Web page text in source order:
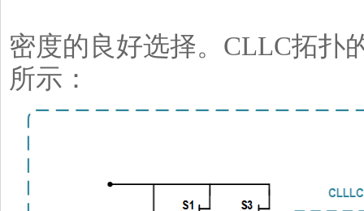
密度的良好选择。CLLC拓扑
所示：